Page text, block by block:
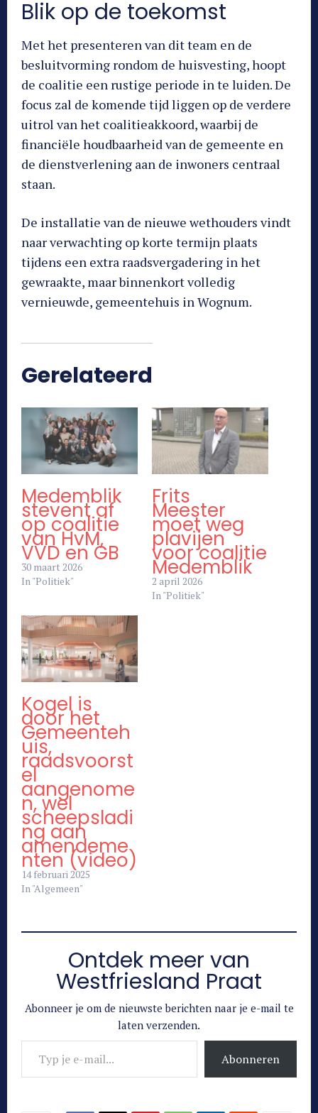
Blik op de toekomst
Met het presenteren van dit team en de
besluitvorming rondom de huisvesting, hoopt
de coalitie een rustige periode in te luiden. De
focus zal de komende tijd liggen op de verdere
uitrol van het coalitieakkoord, waarbij de
financiële houdbaarheid van de gemeente en
de dienstverlening aan de inwoners centraal
staan.
De installatie van de nieuwe wethouders vindt
naar verwachting op korte termijn plaats
tijdens een extra raadsvergadering in het
gewraakte, maar binnenkort volledig
vernieuwde, gemeentehuis in Wognum.
Gerelateerd
Medemblik
stevent af
op coalitie
van HvM,
VVD en GB
30 maart 2026
In "Politiek"
Frits
Meester
moet weg
plavijen
voor coalitie
Medemblik
2 april 2026
In "Politiek"
Kogel is
door het
Gemeenteh
uis,
raadsvoorst
el
aangenome
n, wel
scheepsladi
ng aan
amendeme
nten (video)
14 februari 2025
In "Algemeen"
Ontdek meer van
Westfriesland Praat
Abonneer je om de nieuwste berichten naar je e-mail te
laten verzenden.
Typ je e-mail...
Abonneren